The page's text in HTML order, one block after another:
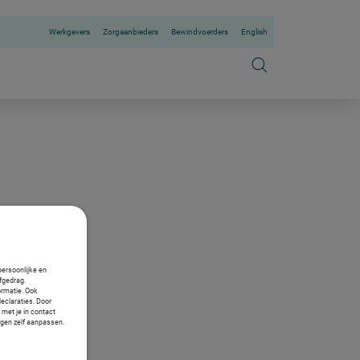
Werkgevers Zorgaanbieders Bewindvoerders English
en
Ook
Door
met je in contact
zelf aanpassen.